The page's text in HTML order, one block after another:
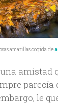
amarillas cogida de
amistad
parecía
le